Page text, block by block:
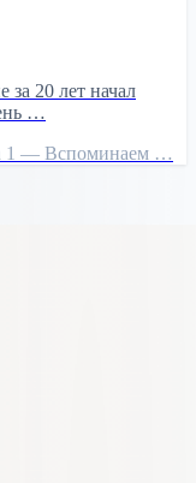
за 20 лет начал
…
1 — Вспоминаем …